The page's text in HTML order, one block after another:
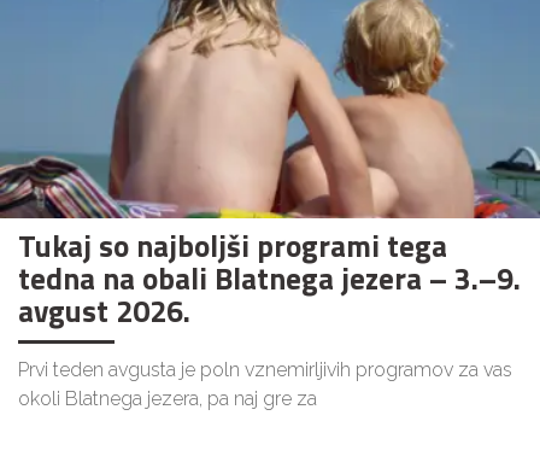
Tukaj so najboljši programi tega
tedna na obali Blatnega jezera – 3.–9.
avgust 2026.
Prvi teden avgusta je poln vznemirljivih programov za vas
okoli Blatnega jezera, pa naj gre za